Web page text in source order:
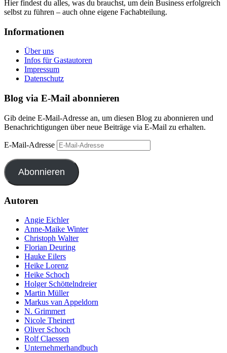
Hier findest du alles, was du brauchst, um dein Business erfolgreich
selbst zu führen – auch ohne eigene Fachabteilung.
Informationen
Über uns
Infos für Gastautoren
Impressum
Datenschutz
Blog via E-Mail abonnieren
Gib deine E-Mail-Adresse an, um diesen Blog zu abonnieren und
Benachrichtigungen über neue Beiträge via E-Mail zu erhalten.
E-Mail-Adresse
Abonnieren
Autoren
Angie Eichler
Anne-Maike Winter
Christoph Walter
Florian Deuring
Hauke Eilers
Heike Lorenz
Heike Schoch
Holger Schöttelndreier
Martin Müller
Markus van Appeldorn
N. Grimmert
Nicole Theinert
Oliver Schoch
Rolf Claessen
Unternehmerhandbuch